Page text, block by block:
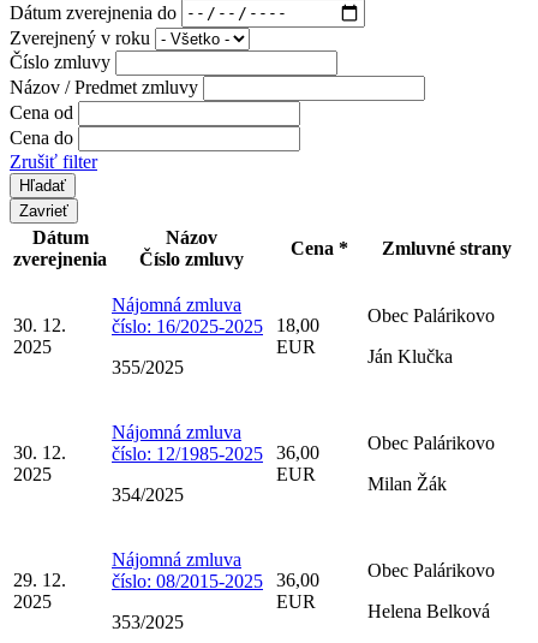
Dátum zverejnenia do
Zverejnený v roku
Číslo zmluvy
Názov / Predmet zmluvy
Cena od
Cena do
Zrušiť filter
Zavrieť
Dátum
zverejnenia
Názov
Číslo zmluvy
Cena * Zmluvné strany
30. 12.
2025
Nájomná zmluva
číslo: 16/2025-2025
355/2025
18,00
EUR
Obec Palárikovo
Ján Klučka
30. 12.
2025
Nájomná zmluva
číslo: 12/1985-2025
354/2025
36,00
EUR
Obec Palárikovo
Milan Žák
29. 12.
2025
Nájomná zmluva
číslo: 08/2015-2025
353/2025
36,00
EUR
Obec Palárikovo
Helena Belková